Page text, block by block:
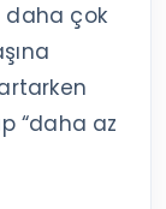
daha çok
“daha az